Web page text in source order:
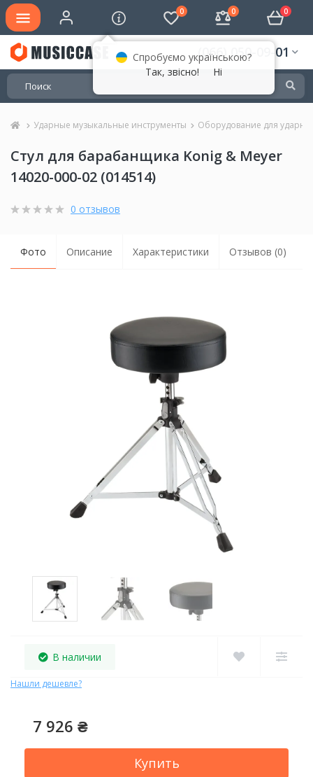
0 0 0
(066) 050-09-01
Ударные музыкальные инструменты Оборудование для
Стул для барабанщика Konig & Meyer
14020-000-02 (014514)
0 отзывов
Фото Описание Характеристики Отзывов (0)
В наличии
Нашли дешевле?
7 926 ₴
Купить
Спробуємо українською?
Так, звісно!
Ні